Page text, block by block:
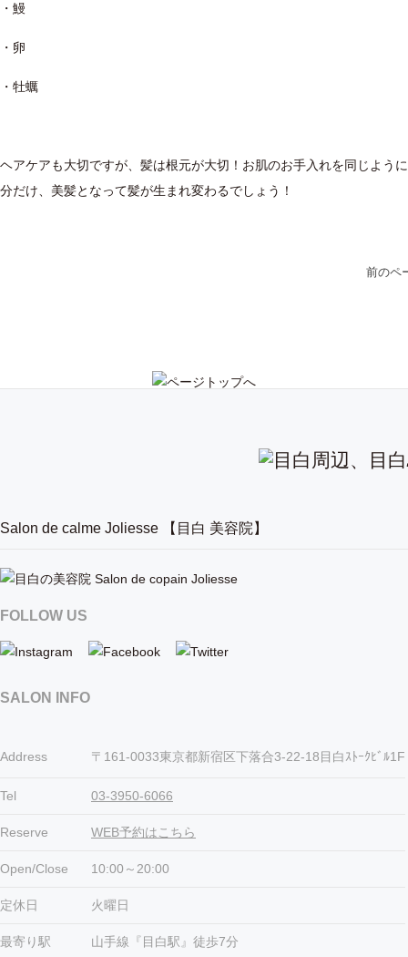
・鰻
・卵
・牡蠣
ヘアケアも大切ですが、髪は根元が大切！お肌のお手入れを同じよう
分だけ、美髪となって髪が生まれ変わるでしょう！
前のペ
Salon de calme Joliesse 【目白 美容院】
FOLLOW US
SALON INFO
Address 〒161-0033東京都新宿区下落合3-22-18目白ｽﾄｰｸﾋﾞﾙ1F
Tel 03-3950-6066
Reserve WEB予約はこちら
Open/Close 10:00～20:00
定休日 火曜日
最寄り駅 山手線『目白駅』徒歩7分